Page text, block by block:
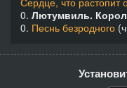
Лютумвиль.
Лютумвиль.
0. Лютумвиль.
0. Песнь безродного